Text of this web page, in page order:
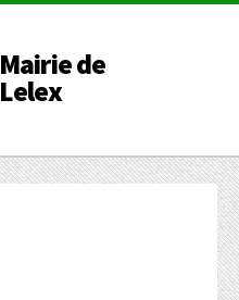
Mairie de
Lelex